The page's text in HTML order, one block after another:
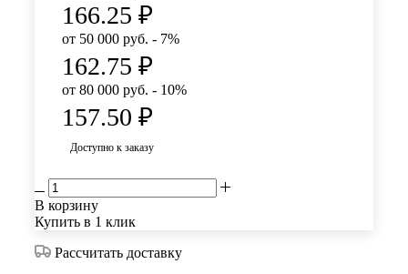
166.25 ₽
от 50 000 руб. - 7%
162.75 ₽
от 80 000 руб. - 10%
157.50 ₽
Доступно к заказу
В корзину
Купить в 1 клик
Рассчитать доставку